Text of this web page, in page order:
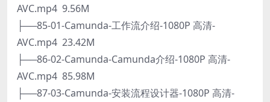
AVC.mp4 9.56M
├──85-01-Camunda-工作流介绍-1080P 高清-
AVC.mp4 23.42M
├──86-02-Camunda-Camunda介绍-1080P 高清-
AVC.mp4 85.98M
├──87-03-Camunda-安装流程设计器-1080P 高清-